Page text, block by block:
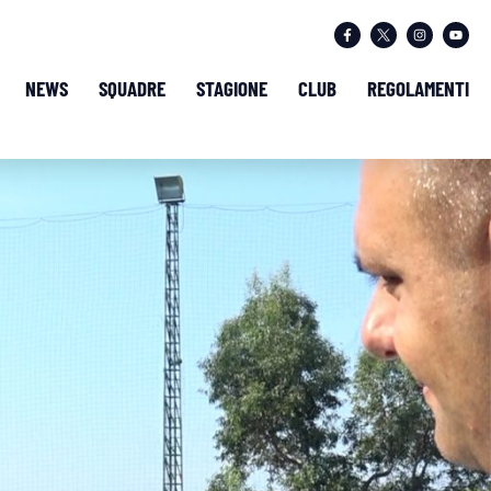
NEWS SQUADRE STAGIONE CLUB REGOLAMENTI